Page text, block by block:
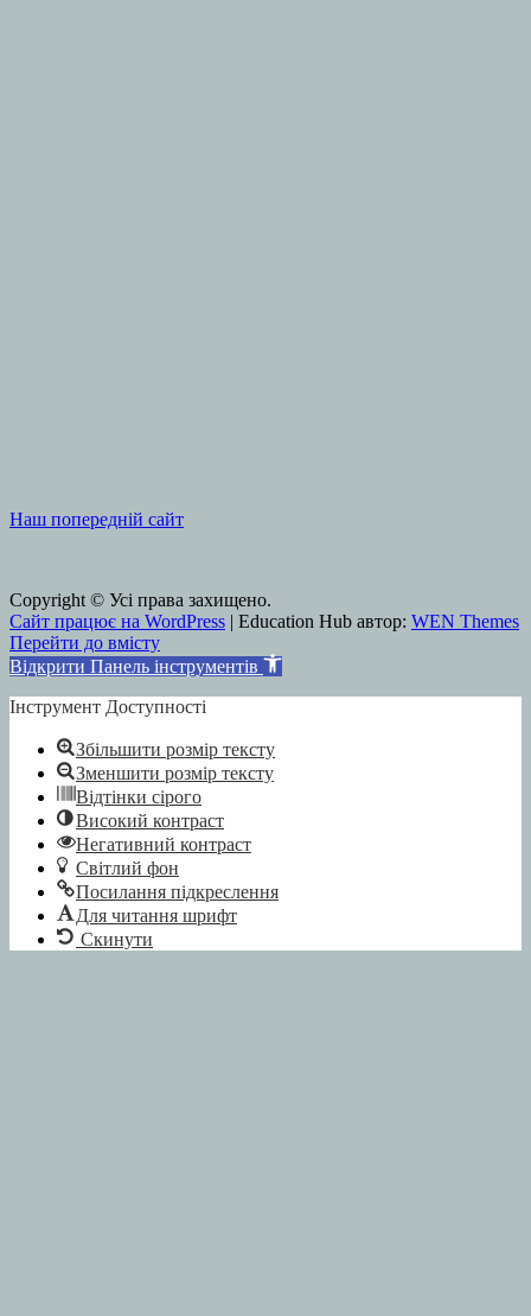
Наш попередній сайт
Copyright © Усі права захищено.
Сайт працює на WordPress | Education Hub автор: WEN Themes
Перейти до вмісту
Відкрити Панель інструментів
Інструмент Доступності
Збільшити розмір тексту
Зменшити розмір тексту
Відтінки сірого
Високий контраст
Негативний контраст
Світлий фон
Посилання підкреслення
Для читання шрифт
Скинути